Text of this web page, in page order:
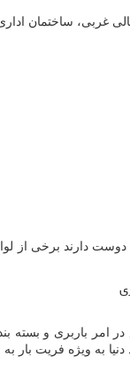
ساختمان اداری 144، واحد
دارند برخی از
امر باربری و
به ویژه فریت بار به